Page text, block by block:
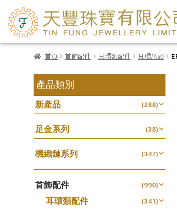
首頁 首飾配件 耳環類配件 耳環爪頭
產品類別
新產品 (288)
足金系列 (38)
機織鏈系列 (347)
珠仔鏈 (25)
镶口链 (61)
管狀網鏈 (11)
首飾配件 (990)
耳環類配件 (341)